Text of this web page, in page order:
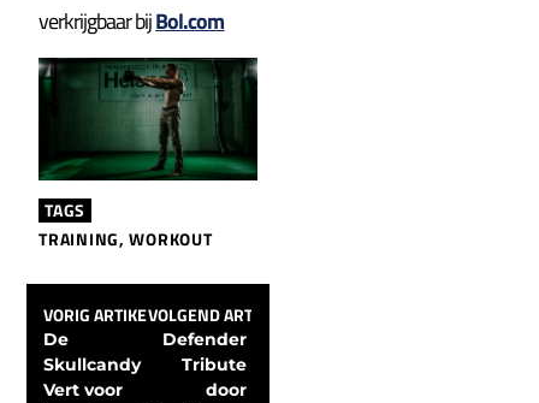
verkrijgbaar bijBol.com
TAGS
TRAINING,WORKOUT
VORIG ARTIKEL
De
Skullcandy
Vert voor
VOLGEND ARTIKEL
Defender
Tribute
door